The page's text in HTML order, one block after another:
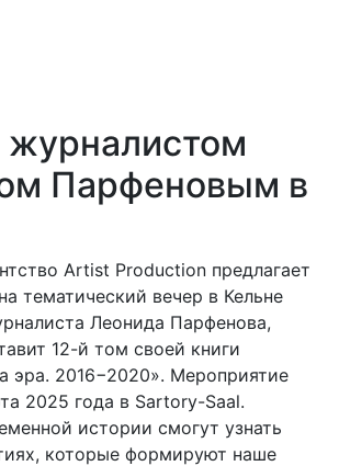
журналистом
Парфеновым в
Artist Production предлагает
тематический вечер в Кельне
Леонида Парфенова,
12-й том своей книги
эра. 2016−2020». Мероприятие
2025 года в Sartory-Saal.
истории смогут узнать
которые формируют наше